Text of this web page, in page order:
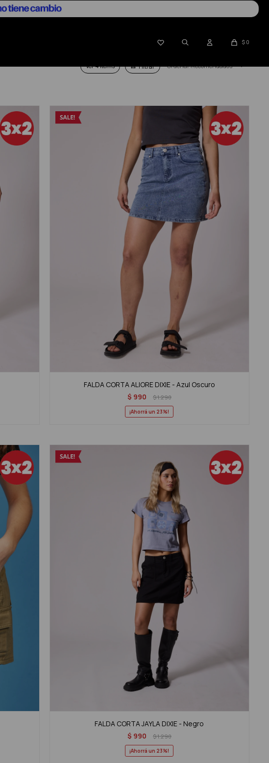
 $ 0
Ver Recomendados
FALDA CORTA ALIORE DIXIE - Azul Oscuro
$ 990 $1.290
23
FALDA CORTA JAYLA DIXIE - Negro
$ 990 $1.290
23